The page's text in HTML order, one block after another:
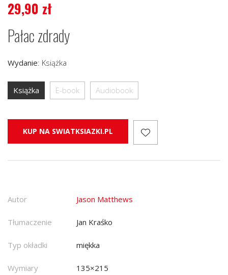
29,90 zł
Pałac zdrady
Wydanie: Książka
Książka E-book Audiobook
KUP NA SWIATKSIAZKI.PL
Autor Jason Matthews
Tłumaczenie Jan Kraśko
Typ okładki miękka
Wymiary 135×215